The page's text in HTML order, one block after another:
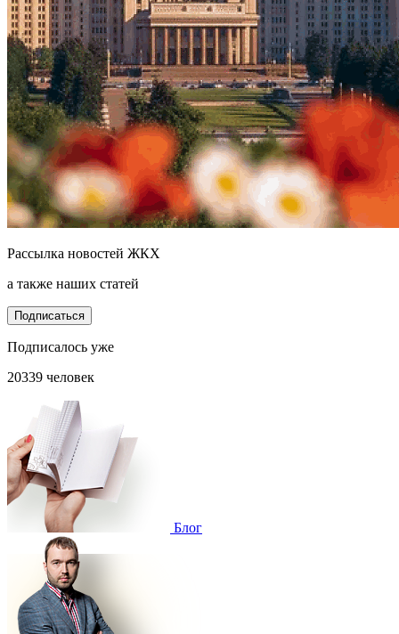
Рассылка новостей ЖКХ
а также наших статей
Подписаться
Подписалось уже
20339 человек
Блог